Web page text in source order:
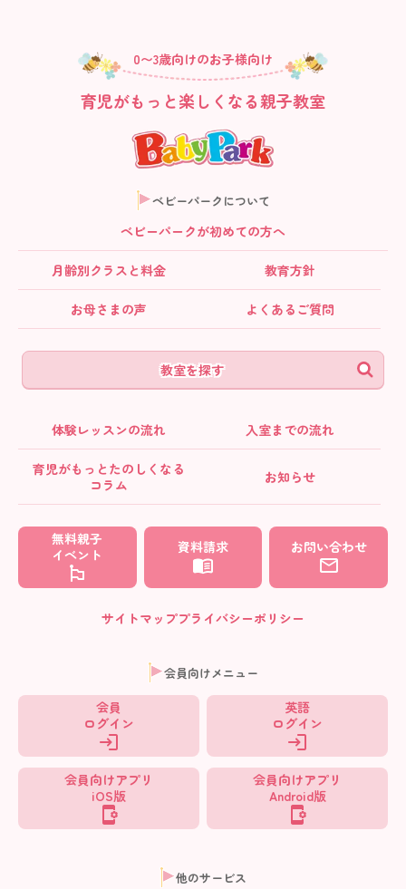
0〜3歳向けのお子様向け
育児がもっと楽しくなる親子教室
ベビーパークについて
ベビーパークが初めての方へ
月齢別クラス と料金 教育方針
お母さまの声 よくあるご質問
教室を探す
体験レッスンの流れ 入室までの流れ
育児がもっとたのしくなる
コラム
お知らせ
無料親子
イベント
資料請求 お問い合わせ
サイトマッププライバシーポリシー
会員向けメニュー
会員
ログイン
英語
ログイン
会員向けアプリ
iOS版
会員向けアプリ
Android版
他のサービス